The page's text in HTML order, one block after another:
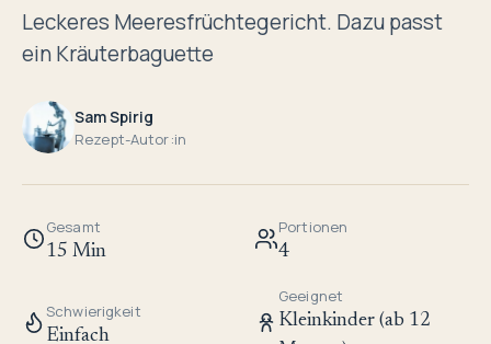
Leckeres Meeresfrüchtegericht. Dazu passt
ein Kräuterbaguette
Sam Spirig
Rezept-Autor:in
Gesamt
15 Min
Portionen
4
Schwierigkeit
Einfach
Geeignet
Kleinkinder (ab 12